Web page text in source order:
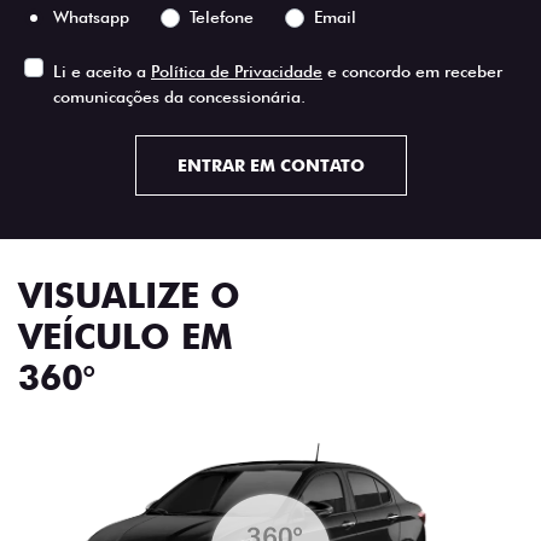
Whatsapp
Telefone Email
Li e aceito a Política de Privacidade e concordo em receber
comunicações da concessionária.
ENTRAR EM CONTATO
VISUALIZE O
VEÍCULO EM
360°